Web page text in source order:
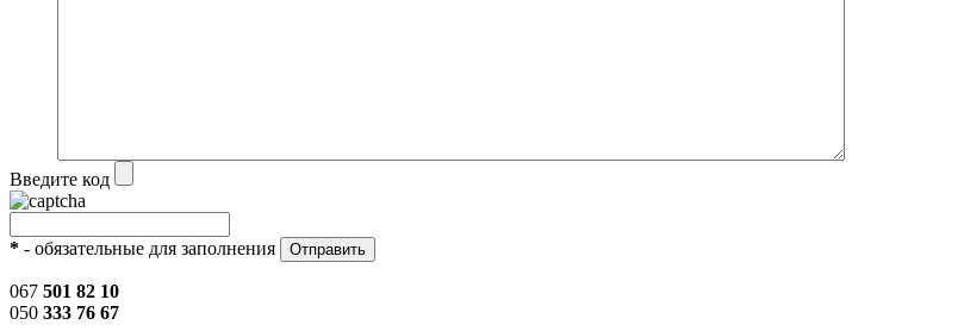
Введите код
* - обязательные для заполнения
067 501 82 10
050 333 76 67